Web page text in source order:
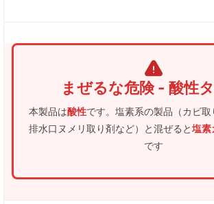
まぜるな危険 - 酸性
本製品は酸性です。塩素系の製品（カビ取
排水口ヌメリ取り剤など）と混ぜると塩素
です